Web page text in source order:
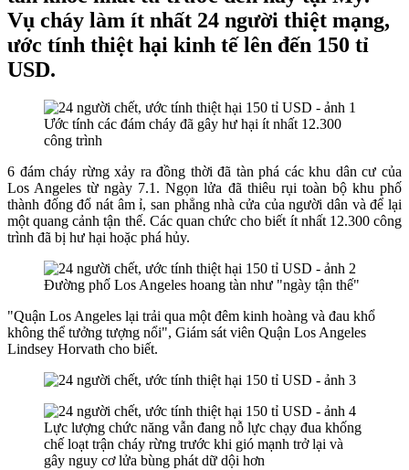
Vụ cháy làm ít nhất 24 người thiệt mạng,
ước tính thiệt hại kinh tế lên đến 150 tỉ
USD.
Ước tính các đám cháy đã gây hư hại ít nhất 12.300
công trình
6 đám cháy rừng xảy ra đồng thời đã tàn phá các khu dân cư của
Los Angeles từ ngày 7.1.Ngọn lửa đã thiêu rụi toàn bộ khu phố
thành đống đổ nát âm ỉ, san phẳng nhà cửa của người dân và để lại
một quang cảnh tận thế. Các quan chức cho biết ít nhất 12.300 công
trình đã bị hư hại hoặc phá hủy.
Đường phố Los Angeles hoang tàn như "ngày tận thế"
"Quận Los Angeles lại trải qua một đêm kinh hoàng và đau khổ
không thể tưởng tượng nổi", Giám sát viên Quận Los Angeles
Lindsey Horvath cho biết.
Lực lượng chức năng vẫn đang nỗ lực chạy đua khống
chế loạt trận cháy rừng trước khi gió mạnh trở lại và
gây nguy cơ lửa bùng phát dữ dội hơn